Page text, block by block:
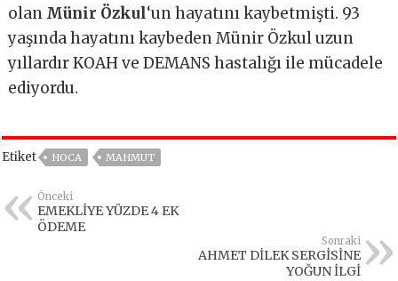
olan Münir Özkul‘un hayatını kaybetmişti. 93
yaşında hayatını kaybeden Münir Özkul uzun
yıllardır KOAH ve DEMANS hastalığı ile mücadele
ediyordu.
Etiket HOCA MAHMUT
Önceki
EMEKLİYE YÜZDE 4 EK
ÖDEME
Sonraki
AHMET DİLEK SERGİSİNE
YOĞUN İLGİ